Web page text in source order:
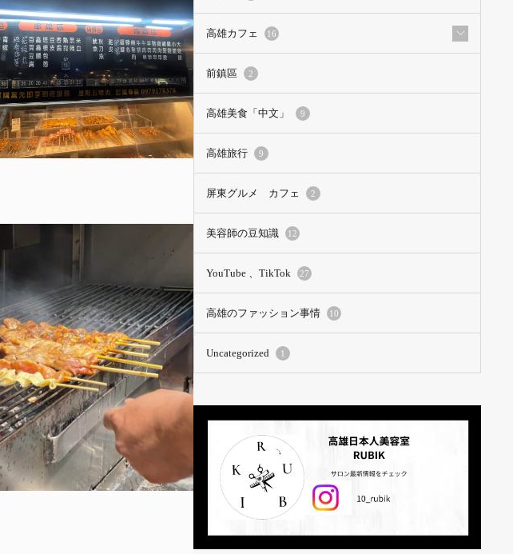
高雄カフェ 16
前鎮區 2
高雄美食「中文」 9
高雄旅行 9
屏東グルメ カフェ 2
美容師の豆知識 12
YouTube 、TikTok 27
高雄のファッション事情 10
Uncategorized 1